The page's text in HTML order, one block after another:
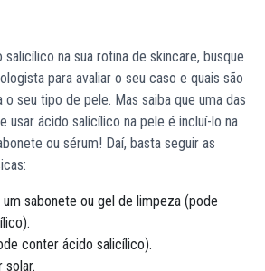
na sua rotina de skincare, busque
para avaliar o seu caso e quais são
seu tipo de pele. Mas saiba que uma das
usar ácido salicílico na pele é incluí-lo na
ou sérum! Daí, basta seguir as
sabonete ou gel de limpeza (pode
conter ácido salicílico).
solar.